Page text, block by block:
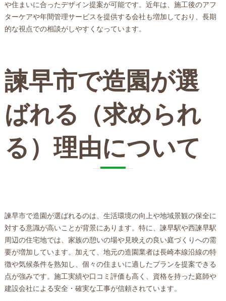
や住まいに合ったデザイン提案が可能です。近年は、施工後のアフ
ターケアや年間管理サービスを提供する会社も増加しており、長期
的な視点での相談がしやすくなっています。
諫早市で造園が選
ばれる（求められ
る）理由について
諫早市で造園が選ばれるのは、生活環境の向上や地域景観の保全に
対する意識が高いことが背景にあります。特に、諫早駅や西諫早駅
周辺の住宅地では、家族の憩いの場や見映えの良い庭づくりへの需
要が増加しています。加えて、地元の造園業者は長崎本線沿線の特
徴や気候条件を熟知し、個々の住まいに適したプランを提案できる
点が強みです。施工実績や口コミ評価も高く、資格を持った庭師や
建設会社による安全・確実な工事が信頼されています。